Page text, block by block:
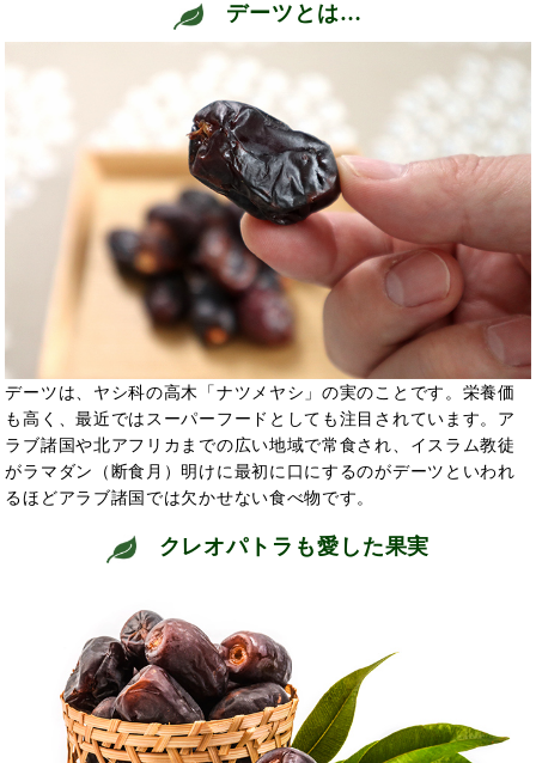
デーツとは…
デーツは、ヤシ科の高木「ナツメヤシ」の実のことです。栄養価
も高く、最近ではスーパーフードとしても注目されています。ア
ラブ諸国や北アフリカまでの広い地域で常食され、イスラム教徒
がラマダン（断食月）明けに最初に口にするのがデーツといわれ
るほどアラブ諸国では欠かせない食べ物です。
クレオパトラも愛した果実